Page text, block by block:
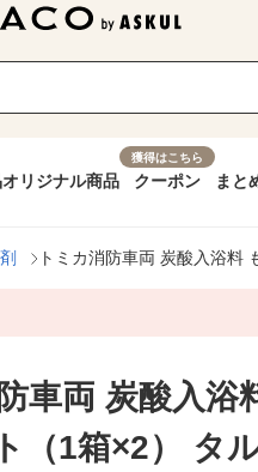
オリジナル商品
獲得はこちら
クーポン まと
トミカ消防車両 炭酸入浴料
車両 炭酸入浴
（1箱×2） タ